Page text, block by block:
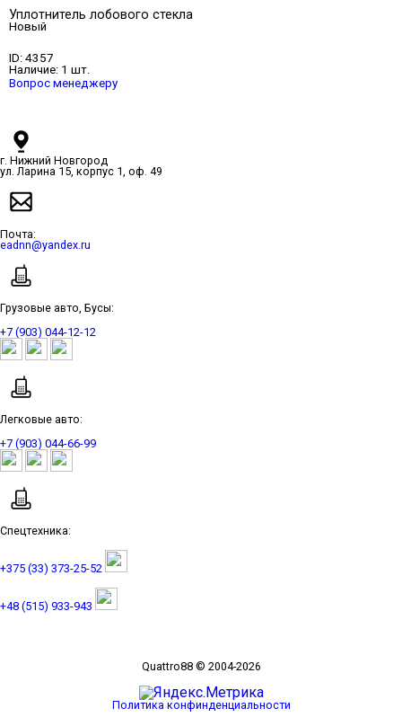
Уплотнитель лобового стекла
Новый
ID: 4357
Наличие: 1 шт.
Вопрос менеджеру
г. Нижний Новгород
ул. Ларина 15, корпус 1, оф. 49
Почта:
eadnn@yandex.ru
Грузовые авто, Бусы:
+7 (903) 044-12-12
Легковые авто:
+7 (903) 044-66-99
Спецтехника:
+375 (33) 373-25-52
+48 (515) 933-943
Quattro88 © 2004-2026
Политика конфинденциальности